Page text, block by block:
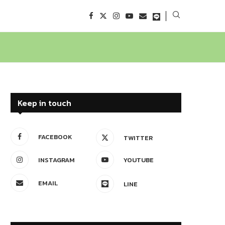
Keep in touch
FACEBOOK TWITTER
INSTAGRAM YOUTUBE
EMAIL LINE